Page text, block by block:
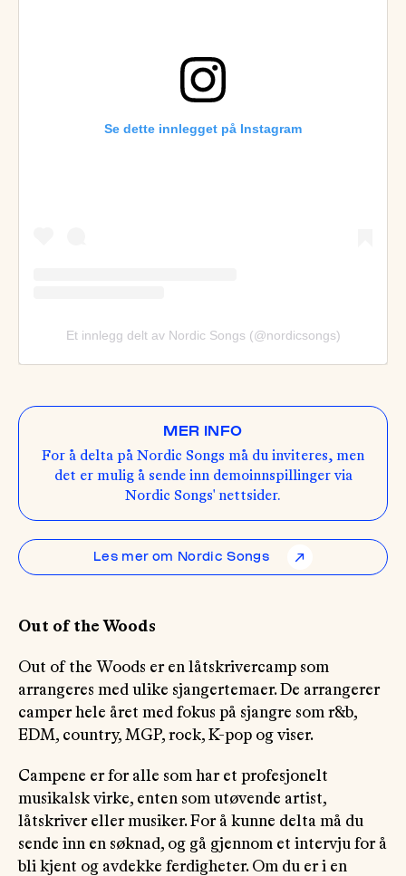
Se dette innlegget på Instagram
Et innlegg delt av Nordic Songs (@nordicsongs)
MER INFO
For å delta på Nordic Songs må du inviteres, men
det er mulig å sende inn demoinnspillinger via
Nordic Songs' nettsider.
Les mer om Nordic Songs ↗
Out of the Woods
Out of the Woods er en låtskrivercamp som
arrangeres med ulike sjangertemaer. De arrangerer
camper hele året med fokus på sjangre som r&b,
EDM, country, MGP, rock, K-pop og viser.
Campene er for alle som har et profesjonelt
musikalsk virke, enten som utøvende artist,
låtskriver eller musiker. For å kunne delta må du
sende inn en søknad, og gå gjennom et intervju for å
bli kjent og avdekke ferdigheter. Om du er i en